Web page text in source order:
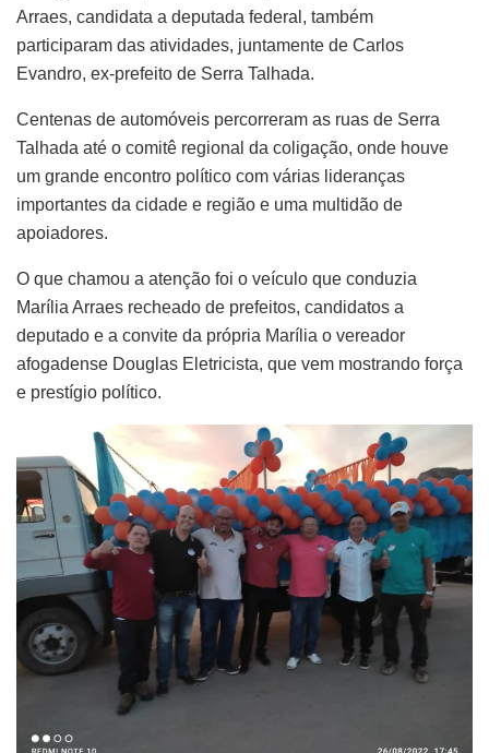
Arraes, candidata a deputada federal, também
participaram das atividades, juntamente de Carlos
Evandro, ex-prefeito de Serra Talhada.
Centenas de automóveis percorreram as ruas de Serra
Talhada até o comitê regional da coligação, onde houve
um grande encontro político com várias lideranças
importantes da cidade e região e uma multidão de
apoiadores.
O que chamou a atenção foi o veículo que conduzia
Marília Arraes recheado de prefeitos, candidatos a
deputado e a convite da própria Marília o vereador
afogadense Douglas Eletricista, que vem mostrando força
e prestígio político.